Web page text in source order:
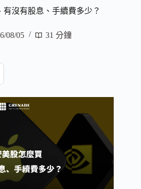
沒有股息、手續費多少？
08/05 31 分鐘